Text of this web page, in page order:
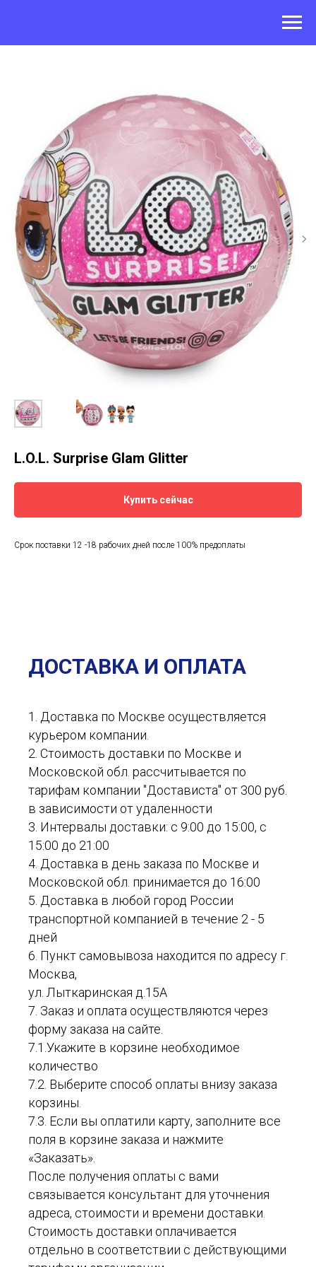
L.O.L. Surprise Glam Glitter
Купить сейчас
Срок поставки 12 -18 рабочих дней после 100% предоплаты
ДОСТАВКА И ОПЛАТА
1. Доставка по Москве осуществляется
курьером компании.
2. Стоимость доставки по Москве и
Московской обл. рассчитывается по
тарифам компании "Достависта" от 300 руб.
в зависимости от удаленности
3. Интервалы доставки: с 9:00 до 15:00, с
15:00 до 21:00
4. Доставка в день заказа по Москве и
Московской обл. принимается до 16:00
5. Доставка в любой город России
транспортной компанией в течение 2 - 5
дней
6. Пункт самовывоза находится по адресу г.
Москва,
ул. Лыткаринская д.15А
7. Заказ и оплата осуществляются через
форму заказа на сайте.
7.1.Укажите в корзине необходимое
количество
7.2. Выберите способ оплаты внизу заказа
корзины.
7.3. Если вы оплатили карту, заполните все
поля в корзине заказа и нажмите
«Заказать».
После получения оплаты с вами
связывается консультант для уточнения
адреса, стоимости и времени доставки.
Стоимость доставки оплачивается
отдельно в соответствии с действующими